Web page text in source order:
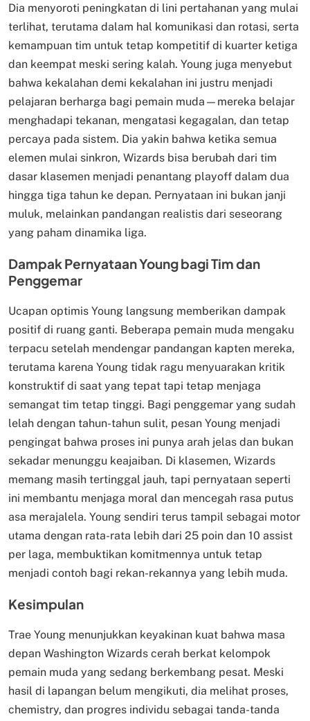
Dia menyoroti peningkatan di lini pertahanan yang mulai
terlihat, terutama dalam hal komunikasi dan rotasi, serta
kemampuan tim untuk tetap kompetitif di kuarter ketiga
dan keempat meski sering kalah. Young juga menyebut
bahwa kekalahan demi kekalahan ini justru menjadi
pelajaran berharga bagi pemain muda—mereka belajar
menghadapi tekanan, mengatasi kegagalan, dan tetap
percaya pada sistem. Dia yakin bahwa ketika semua
elemen mulai sinkron, Wizards bisa berubah dari tim
dasar klasemen menjadi penantang playoff dalam dua
hingga tiga tahun ke depan. Pernyataan ini bukan janji
muluk, melainkan pandangan realistis dari seseorang
yang paham dinamika liga.
Dampak Pernyataan Young bagi Tim dan
Penggemar
Ucapan optimis Young langsung memberikan dampak
positif di ruang ganti. Beberapa pemain muda mengaku
terpacu setelah mendengar pandangan kapten mereka,
terutama karena Young tidak ragu menyuarakan kritik
konstruktif di saat yang tepat tapi tetap menjaga
semangat tim tetap tinggi. Bagi penggemar yang sudah
lelah dengan tahun-tahun sulit, pesan Young menjadi
pengingat bahwa proses ini punya arah jelas dan bukan
sekadar menunggu keajaiban. Di klasemen, Wizards
memang masih tertinggal jauh, tapi pernyataan seperti
ini membantu menjaga moral dan mencegah rasa putus
asa merajalela. Young sendiri terus tampil sebagai motor
utama dengan rata-rata lebih dari 25 poin dan 10 assist
per laga, membuktikan komitmennya untuk tetap
menjadi contoh bagi rekan-rekannya yang lebih muda.
Kesimpulan
Trae Young menunjukkan keyakinan kuat bahwa masa
depan Washington Wizards cerah berkat kelompok
pemain muda yang sedang berkembang pesat. Meski
hasil di lapangan belum mengikuti, dia melihat proses,
chemistry, dan progres individu sebagai tanda-tanda